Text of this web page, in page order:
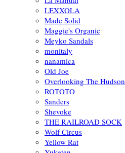
LEXXOLA
Made Solid
Maggie's Organic
Meyko Sandals
monitaly
nanamica
Old Joe
Overlooking The Hudson
ROTOTO
Sanders
Shevoke
THE RAILROAD SOCK
Wolf Circus
Yellow Rat